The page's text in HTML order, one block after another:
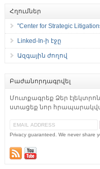
Հղումներ
"Center for Strategic
Linked-In-ի էջը
Ազգային ժողով
Բաժանորդագրվել
Մուտքագրեք Ձեր
ստացեք նոր
Privacy guaranteed. We never share